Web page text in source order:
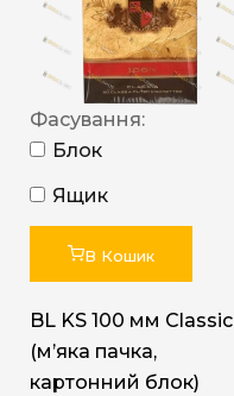
Фасування:
Блок
Ящик
В Кошик
BL KS 100 мм Classic
(м’яка пачка,
картонний блок)